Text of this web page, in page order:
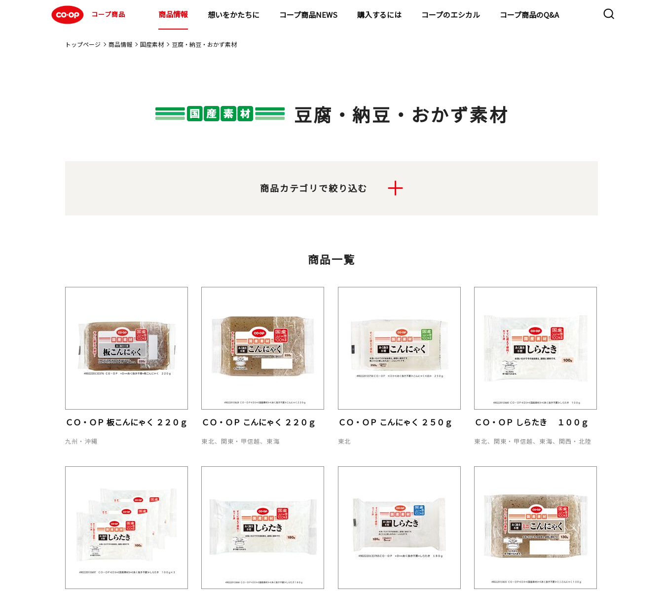
コープ商品 商品情報 想いをかたちに コープ商品NEWS 購入するには コープのエシカル コープ商品のQ&A
トップページ 商品情報 国産素材 豆腐・納豆・おかず素材
豆腐・納豆・おかず素材
商品カテゴリで絞り込む
商品一覧
ＣＯ・ＯＰ 板こんにゃく ２２０ｇ
九州・沖縄
ＣＯ・ＯＰ こんにゃく ２２０ｇ
東北、関東・甲信越、東海
ＣＯ・ＯＰ こんにゃく ２５０ｇ
東北
ＣＯ・ＯＰ しらたき １００ｇ
東北、関東・甲信越、東海、関西・北陸